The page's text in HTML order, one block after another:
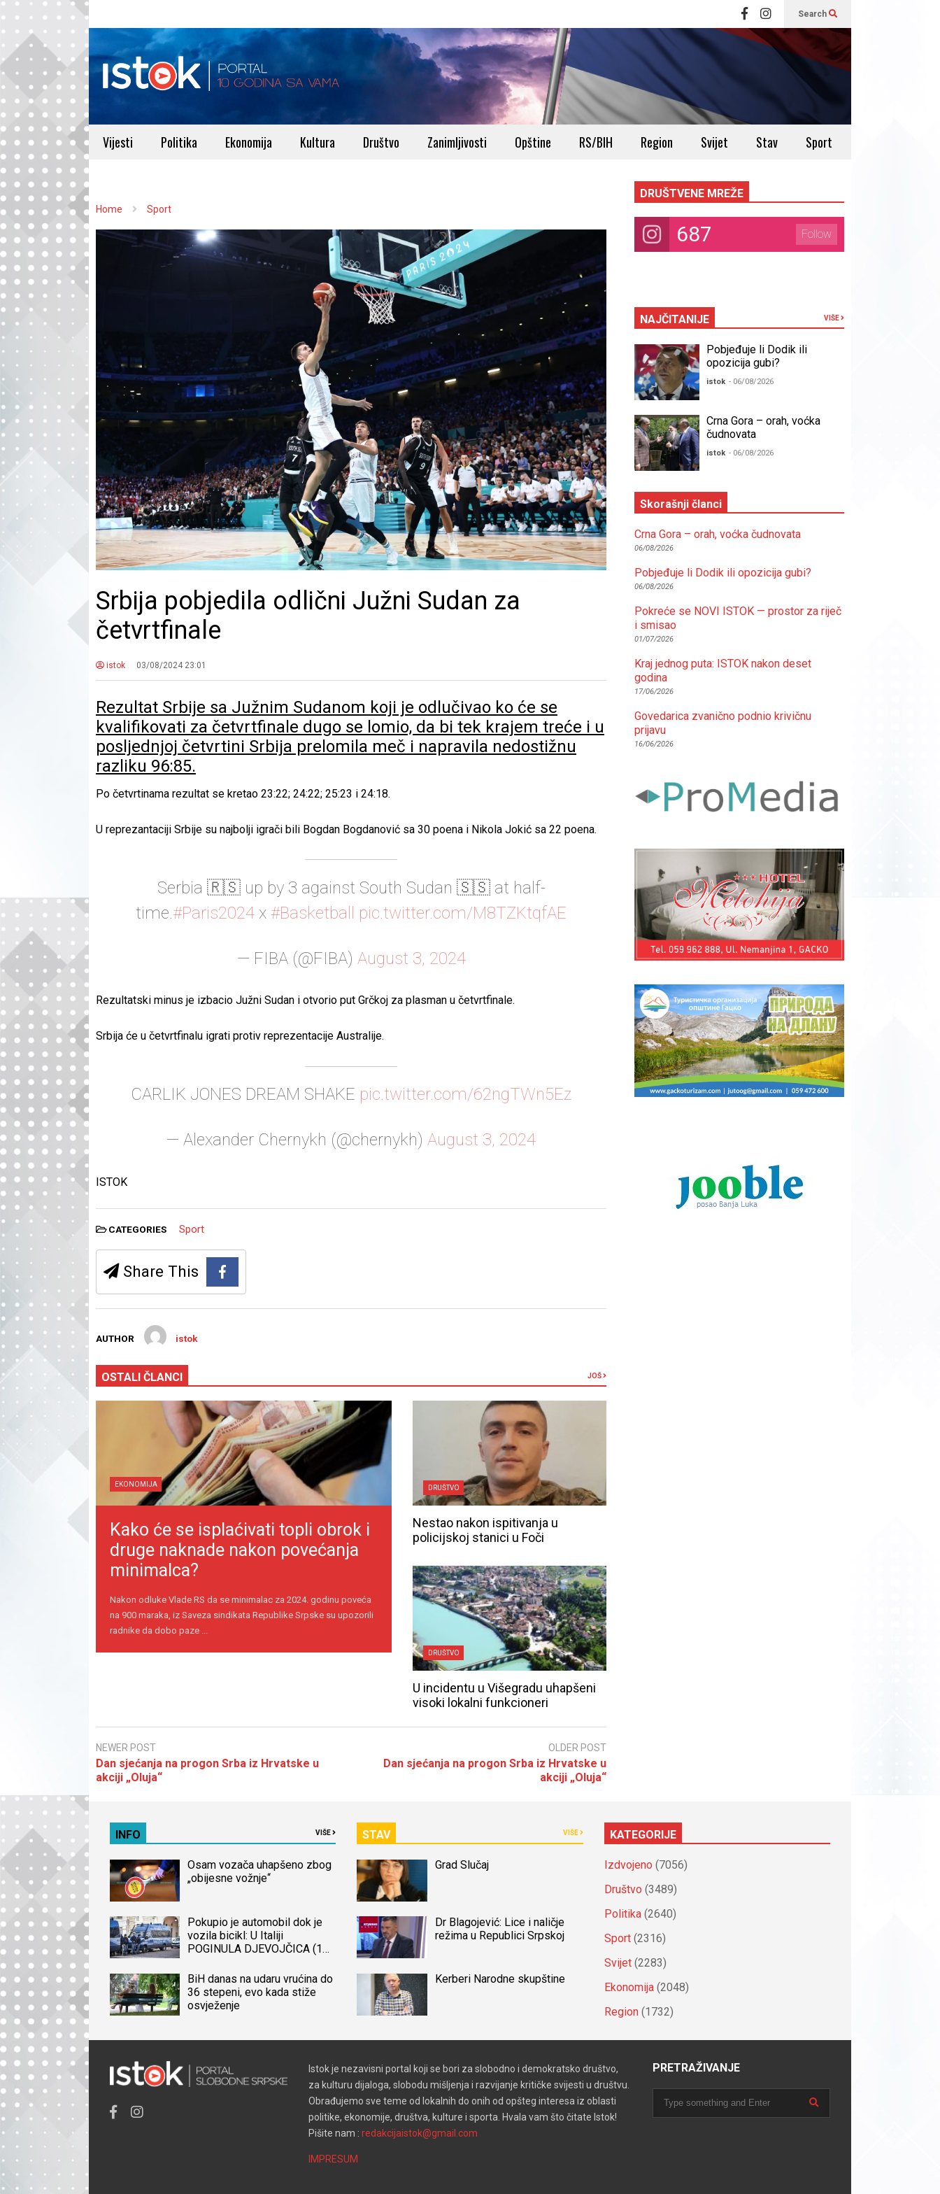
Search
Vijesti Politika Ekonomija Kultura Društvo Zanimljivosti Opštine RS/BIH Region Svijet Stav Sport
Home Sport
Srbija pobjedila odlični Južni Sudan za
četvrtfinale
istok 03/08/2024 23:01
Rezultat Srbije sa Južnim Sudanom koji je odlučivao ko će se
kvalifikovati za četvrtfinale dugo se lomio, da bi tek krajem treće i u
posljednjoj četvrtini Srbija prelomila meč i napravila nedostižnu
razliku 96:85.
Po četvrtinama rezultat se kretao 23:22; 24:22; 25:23 i 24:18.
U reprezantaciji Srbije su najbolji igrači bili Bogdan Bogdanović sa 30 poena i Nikola Jokić sa 22 poena.
Serbia 🇷🇸 up by 3 against South Sudan 🇸🇸 at half-
time.#Paris2024 x #Basketball pic.twitter.com/M8TZKtqfAE
— FIBA (@FIBA) August 3, 2024
Rezultatski minus je izbacio Južni Sudan i otvorio put Grčkoj za plasman u četvrtfinale.
Srbija će u četvrtfinalu igrati protiv reprezentacije Australije.
CARLIK JONES DREAM SHAKE pic.twitter.com/62ngTWn5Ez
— Alexander Chernykh (@chernykh) August 3, 2024
ISTOK
CATEGORIES Sport
Share This
AUTHOR istok
OSTALI ČLANCI JOŠ
EKONOMIJA
Kako će se isplaćivati topli obrok i
druge naknade nakon povećanja
minimalca?
Nakon odluke Vlade RS da se minimalac za 2024. godinu poveća
na 900 maraka, iz Saveza sindikata Republike Srpske su upozorili
radnike da dobo paze ...
DRUŠTVO
Nestao nakon ispitivanja u
policijskoj stanici u Foči
DRUŠTVO
U incidentu u Višegradu uhapšeni
visoki lokalni funkcioneri
NEWER POST
Dan sjećanja na progon Srba iz Hrvatske u
akciji „Oluja“
OLDER POST
Dan sjećanja na progon Srba iz Hrvatske u
akciji „Oluja“
DRUŠTVENE MREŽE
687 Follow
NAJČITANIJE VIŠE
Pobjeđuje li Dodik ili
opozicija gubi?
istok - 06/08/2026
Crna Gora – orah, voćka
čudnovata
istok - 06/08/2026
Skorašnji članci
Crna Gora – orah, voćka čudnovata
06/08/2026
Pobjeđuje li Dodik ili opozicija gubi?
06/08/2026
Pokreće se NOVI ISTOK — prostor za riječ
i smisao
01/07/2026
Kraj jednog puta: ISTOK nakon deset
godina
17/06/2026
Govedarica zvanično podnio krivičnu
prijavu
16/06/2026
INFO VIŠE
Osam vozača uhapšeno zbog
„obijesne vožnje“
Pokupio je automobil dok je
vozila bicikl: U Italiji
POGINULA DJEVOJČICA (14)
tijela
BiH danas na udaru vrućina do
36 stepeni, evo kada stiže
osvježenje
STAV VIŠE
Grad Slučaj
Dr Blagojević: Lice i naličje
režima u Republici Srpskoj
Kerberi Narodne skupštine
KATEGORIJE
Izdvojeno (7056)
Društvo (3489)
Politika (2640)
Sport (2316)
Svijet (2283)
Ekonomija (2048)
Region (1732)
Istok je nezavisni portal koji se bori za slobodno i demokratsko društvo,
za kulturu dijaloga, slobodu mišljenja i razvijanje kritičke svijesti u društvu.
Obrađujemo sve teme od lokalnih do onih od opšteg interesa iz oblasti
politike, ekonomije, društva, kulture i sporta. Hvala vam što čitate Istok!
Pišite nam :redakcijaistok@gmail.com
IMPRESUM
PRETRAŽIVANJE